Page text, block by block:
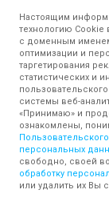
Настоящим
технологию Cookie
с доменным
оптимизации и
таргетирования
статистических и
системы веб-
«Принимаю» и
ознакомлены,
персональных
свободно, своей
обработку
или удалить их Вы